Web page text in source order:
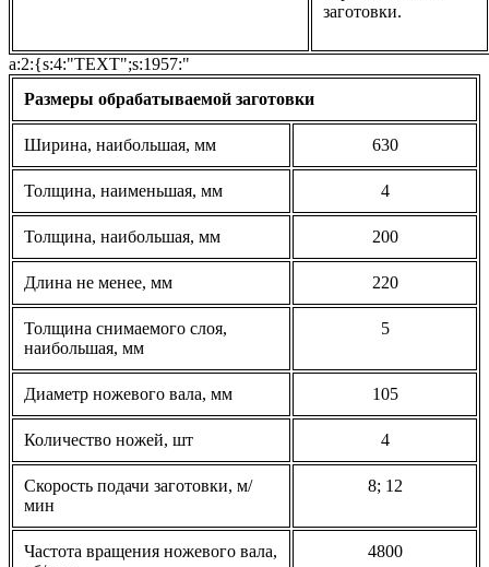
заготовки.
a:2:{s:4:"TEXT";s:1957:"
Размеры обрабатываемой заготовки
Ширина, наибольшая, мм 630
Толщина, наименьшая, мм 4
Толщина, наибольшая, мм 200
Длина не менее, мм 220
Толщина снимаемого слоя,
наибольшая, мм
5
Диаметр ножевого вала, мм 105
Количество ножей, шт 4
Скорость подачи заготовки, м/
мин
8; 12
Частота вращения ножевого вала,
4800